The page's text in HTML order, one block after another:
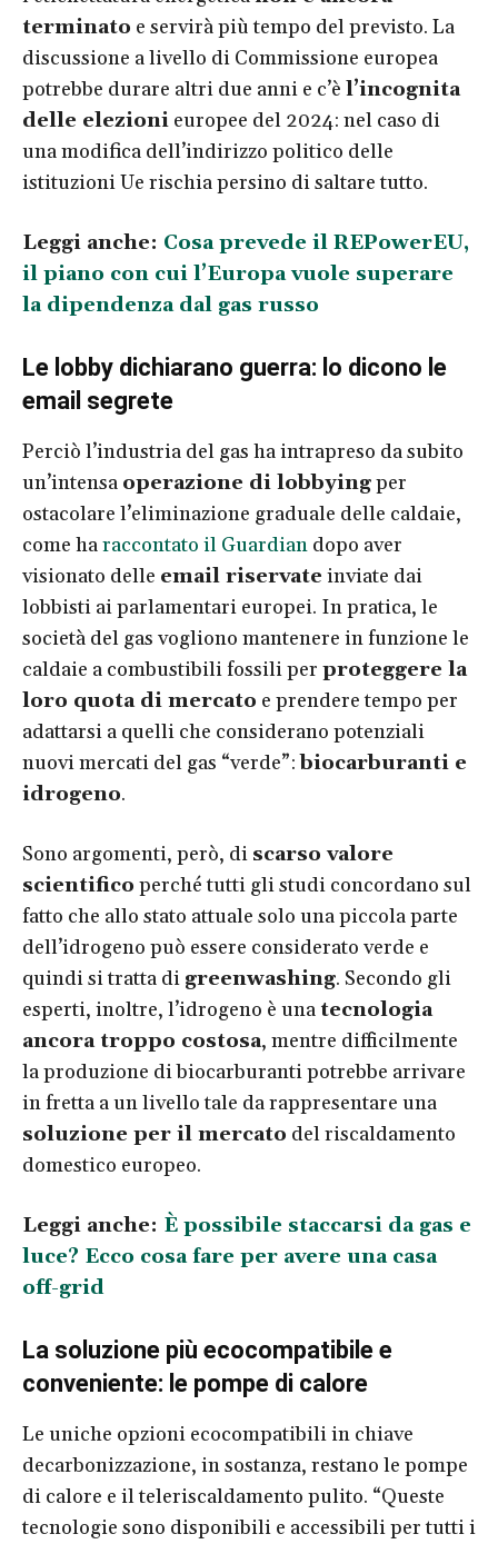
terminato e servirà più tempo del previsto. La
discussione a livello di Commissione europea
potrebbe durare altri due anni e c’è l’incognita
delle elezioni europee del 2024: nel caso di
una modifica dell’indirizzo politico delle
istituzioni Ue rischia persino di saltare tutto.
Leggi anche: Cosa prevede il REPowerEU,
il piano con cui l’Europa vuole superare
la dipendenza dal gas russo
Le lobby dichiarano guerra: lo dicono le
email segrete
Perciò l’industria del gas ha intrapreso da subito
un’intensa operazione di lobbyingper
ostacolare l’eliminazione graduale delle caldaie,
come haraccontato il Guardian dopo aver
visionato delle email riservate inviate dai
lobbisti ai parlamentari europei. In pratica, le
società del gas vogliono mantenere in funzione le
caldaie a combustibili fossili per proteggere la
loro quota di mercato e prendere tempo per
adattarsi a quelli che considerano potenziali
nuovi mercati del gas “verde”:biocarburanti e
idrogeno.
Sono argomenti, però, di scarso valore
scientifico perché tutti gli studi concordano sul
fatto che allo stato attuale solo una piccola parte
dell’idrogeno può essere considerato verde e
quindi si tratta di greenwashing. Secondo gli
esperti, inoltre, l’idrogeno è una tecnologia
ancora troppo costosa, mentre difficilmente
la produzione di biocarburanti potrebbe arrivare
in fretta a un livello tale da rappresentare una
soluzione per il mercato del riscaldamento
domestico europeo.
Leggi anche: È possibile staccarsi da gas e
luce? Ecco cosa fare per avere una casa
off-grid
La soluzione più ecocompatibile e
conveniente: le pompe di calore
Le uniche opzioni ecocompatibili in chiave
decarbonizzazione, in sostanza, restano le pompe
di calore e il teleriscaldamento pulito. “Queste
tecnologie sono disponibili e accessibili per tutti i